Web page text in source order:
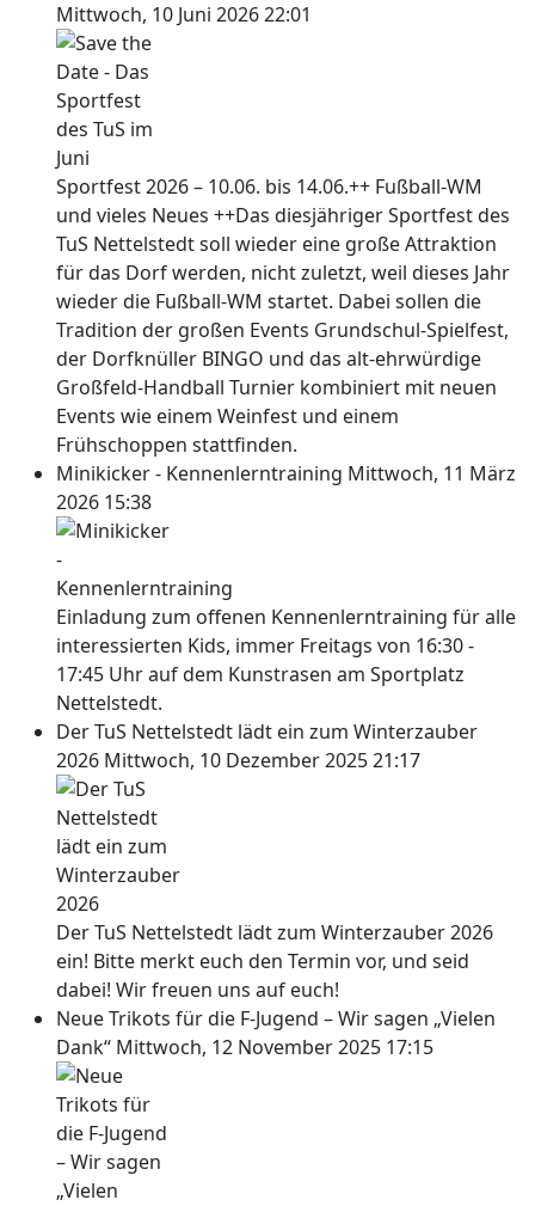
Mittwoch, 10 Juni 2026 22:01
Sportfest 2026 – 10.06. bis 14.06.++ Fußball-WM
und vieles Neues ++Das diesjähriger Sportfest des
TuS Nettelstedt soll wieder eine große Attraktion
für das Dorf werden, nicht zuletzt, weil dieses Jahr
wieder die Fußball-WM startet. Dabei sollen die
Tradition der großen Events Grundschul-Spielfest,
der Dorfknüller BINGO und das alt-ehrwürdige
Großfeld-Handball Turnier kombiniert mit neuen
Events wie einem Weinfest und einem
Frühschoppen stattfinden.
Minikicker - Kennenlerntraining Mittwoch, 11 März
2026 15:38
Einladung zum offenen Kennenlerntraining für alle
interessierten Kids, immer Freitags von 16:30 -
17:45 Uhr auf dem Kunstrasen am Sportplatz
Nettelstedt.
Der TuS Nettelstedt lädt ein zum Winterzauber
2026 Mittwoch, 10 Dezember 2025 21:17
Der TuS Nettelstedt lädt zum Winterzauber 2026
ein! Bitte merkt euch den Termin vor, und seid
dabei! Wir freuen uns auf euch!
Neue Trikots für die F-Jugend – Wir sagen „Vielen
Dank“ Mittwoch, 12 November 2025 17:15